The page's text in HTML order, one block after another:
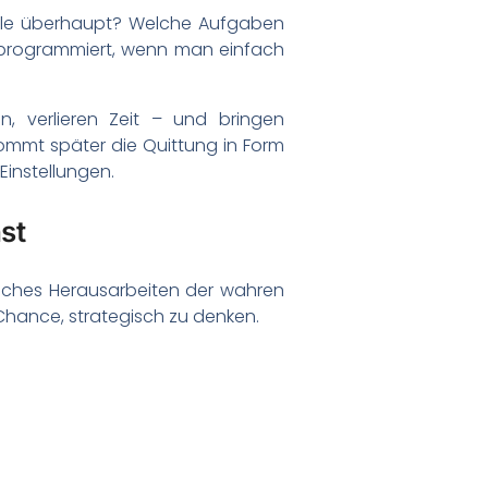
überhaupt? Welche Aufgaben
wenn man einfach
verlieren Zeit – und bringen
später die Quittung in Form
Herausarbeiten der wahren
strategisch zu denken.